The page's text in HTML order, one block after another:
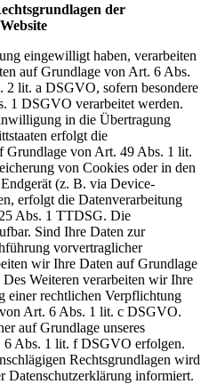
der
eingewilligt haben, verarbeiten
auf Grundlage von Art. 6 Abs.
lit. a DSGVO, sofern besondere
1 DSGVO verarbeitet werden.
in die Übertragung
erfolgt die
Grundlage von Art. 49 Abs. 1 lit.
von Cookies oder in den
(z. B. via Device-
erfolgt die Datenverarbeitung
Abs. 1 TTDSG. Die
Sind Ihre Daten zur
vorvertraglicher
wir Ihre Daten auf Grundlage
Weiteren verarbeiten wir Ihre
einer rechtlichen Verpflichtung
Art. 6 Abs. 1 lit. c DSGVO.
auf Grundlage unseres
6 Abs. 1 lit. f DSGVO erfolgen.
Rechtsgrundlagen wird
Datenschutzerklärung informiert.